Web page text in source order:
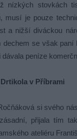
nízkých stovkách
musí je pouze
a nižší diváckou
dechem se však
dávala peníze
v Příbrami
si svého
přijala tím
ateliéru